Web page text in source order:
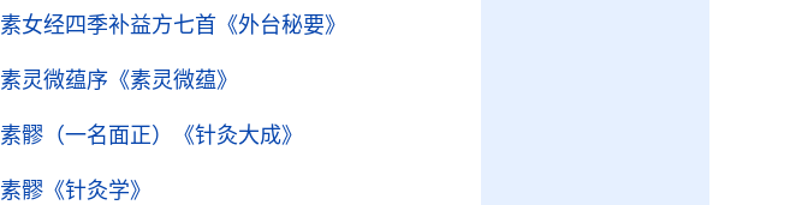
素女经四季补益方七首 《外台秘要》
素灵微蕴序 《素灵微蕴》
素髎（一名面正） 《针灸大成》
素髎 《针灸学》